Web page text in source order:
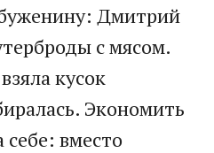
Дмитрий
с мясом.
кусок
Экономить
вместо